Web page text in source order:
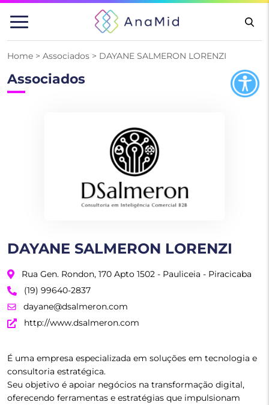
Pular
para
Home > Associados > DAYANE SALMERON LORENZI
Associados
DAYANE SALMERON LORENZI
Rua Gen. Rondon, 170 Apto 1502 - Pauliceia - Piracicaba
(19) 99640-2837
dayane@dsalmeron.com
http://www.dsalmeron.com
É uma empresa especializada em soluções em tecnologia e
consultoria estratégica.
Seu objetivo é apoiar negócios na transformação digital,
oferecendo ferramentas e estratégias que impulsionam